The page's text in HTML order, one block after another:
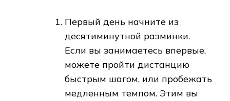
Первый день начните из
десятиминутной разминки.
Если вы занимаетесь впервые,
можете пройти дистанцию
быстрым шагом, или пробежать
медленным темпом. Этим вы